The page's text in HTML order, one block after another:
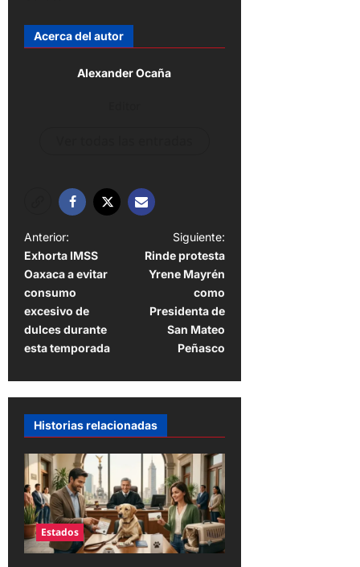
Acerca del autor
Alexander Ocaña
N
a
v
e
g
i
ó
n
d
e
e
Anterior:
Exhorta IMSS
Oaxaca a evitar
consumo
excesivo de
dulces durante
esta temporada
Siguiente:
Rinde protesta
Yrene Mayrén
como
Presidenta de
San Mateo
Peñasco
Historias relacionadas
Estados